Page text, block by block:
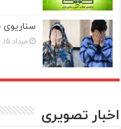
مرداد ۱۵, ۱۴۰۵
اخبار تصویری